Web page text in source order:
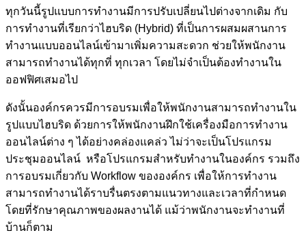
ทุกวันนี้รูปแบบการทำงานมีการปรับเปลี่ยนไปต่างจากเดิม กับ
การทำงานที่เรียกว่าไฮบริด (Hybrid) ที่เป็นการผสมผสานการ
ทำงานแบบออนไลน์เข้ามาเพิ่มความสะดวก ช่วยให้พนักงาน
สามารถทำงานได้ทุกที่ ทุกเวลา โดยไม่จำเป็นต้องทำงานใน
ออฟฟิศเสมอไป
ดังนั้นองค์กรควรมีการอบรมเพื่อให้พนักงานสามารถทำงานใน
รูปแบบไฮบริด ด้วยการให้พนักงานฝึกใช้เครื่องมือการทำงาน
ออนไลน์ต่าง ๆ ได้อย่างคล่องแคล่ว ไม่ว่าจะเป็นโปรแกรม
ประชุมออนไลน์ หรือโปรแกรมสำหรับทำงานในองค์กร รวมถึง
การอบรมเกี่ยวกับ Workflow ขององค์กร เพื่อให้การทำงาน
สามารถทำงานได้ราบรื่นตรงตามแนวทางและเวลาที่กำหนด
โดยที่รักษาคุณภาพของผลงานได้ แม้ว่าพนักงานจะทำงานที่
บ้านก็ตาม